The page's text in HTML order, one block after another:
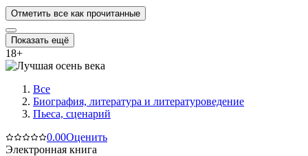
Отметить все как прочитанные
Показать ещё
18+
Все
Биография, литература и литературоведение
Пьеса, сценарий
0.00Оценить
Электронная книга